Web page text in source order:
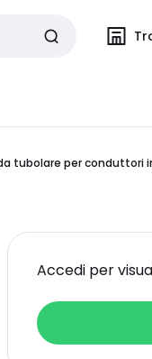
tubolare per conduttori
Accedi per